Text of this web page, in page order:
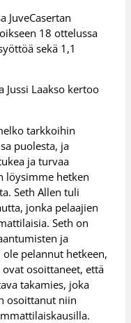
JuveCasertan
18 ottelussa
sekä 1,1
Jussi Laakso kertoo
tarkkoihin
puolesta, ja
ja turvaa
löysimme hetken
Seth Allen tuli
jonka pelaajien
Seth on
ja
pelannut hetkeen,
osoittaneet, että
takamies, joka
osoittanut niin